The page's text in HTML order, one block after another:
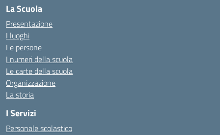
La Scuola
Presentazione
I luoghi
Le persone
I numeri della scuola
Le carte della scuola
Organizzazione
La storia
I Servizi
Personale scolastico